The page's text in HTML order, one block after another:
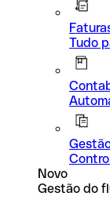
Tudo
Novo
Gestão do